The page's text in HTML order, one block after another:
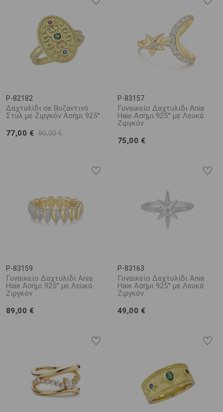
Διακοσμημένα με πολύτιμους λίθους, ιδιαίτερες χαράξεις και
εκπληκτικά μοτίβα, τα γυναικεία ασημένια δαχτυλίδια είναι μια
ξεχωριστή επιλογή για όσους αναζητούν ένα διαχρονικά κομψό
και ανθεκτικό κόσμημα.
P-82182
Δαχτυλίδι σε Βυζαντινό
Στυλ με Ζιργκόν Ασήμι 925°
77,00 € 90,00 €
P-83157
Γυναικείο Δαχτυλίδι Ania
Haie Ασήμι 925° με Λευκά
Ζιργκόν
75,00 €
P-83159
Γυναικείο Δαχτυλίδι Ania
Haie Ασήμι 925° με Λευκά
Ζιργκόν
89,00 €
P-83163
Γυναικείο Δαχτυλίδι Ania
Haie Ασήμι 925° με Λευκά
Ζιργκόν
49,00 €